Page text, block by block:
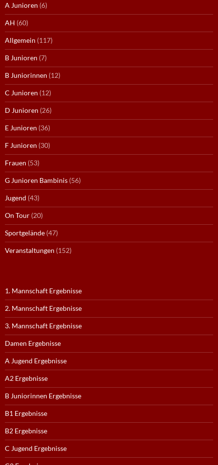
A Junioren (6)
AH (60)
Allgemein (117)
B Junioren (7)
B Juniorinnen (12)
C Junioren (12)
D Junioren (26)
E Junioren (36)
F Junioren (30)
Frauen (53)
G Junioren Bambinis (56)
Jugend (43)
On Tour (20)
Sportgelände (47)
Veranstaltungen (152)
1. Mannschaft Ergebnisse
2. Mannschaft Ergebnisse
3. Mannschaft Ergebnisse
Damen Ergebnisse
A Jugend Ergebnisse
A2 Ergebnisse
B Juniorinnen Ergebnisse
B1 Ergebnisse
B2 Ergebnisse
C Jugend Ergebnisse